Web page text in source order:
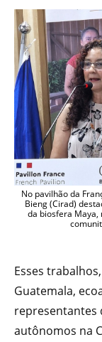
No pavilhão da
Bieng (Cirad)
da biosfera Maya,
Esses
Guatemala,
representantes
autônomos na